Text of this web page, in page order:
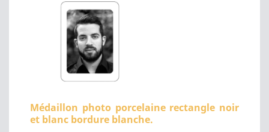
Médaillon photo porcelaine rectangle noir
et blanc bordure blanche.